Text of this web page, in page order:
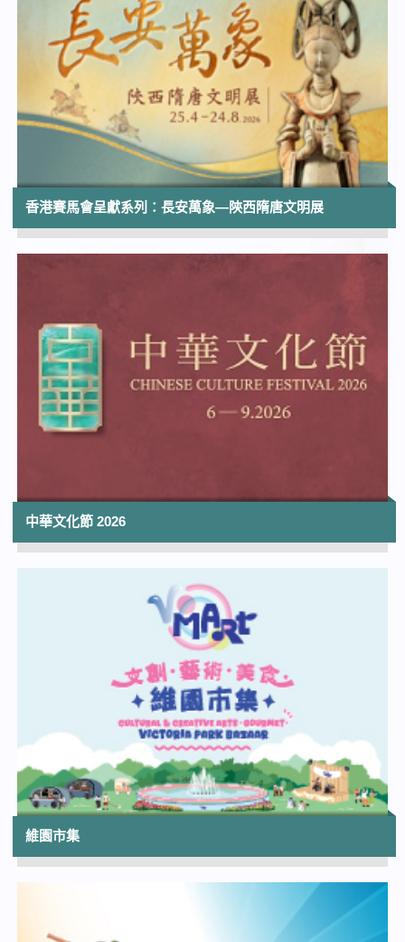
香港文化博物館
香港賽馬會呈獻系列：長安萬象—陝西隋唐
文明展
香港歷史博物館
10:00
《沙田第一號文化洞窟》裝置藝術
沙田大會堂展覽廳
10:00
香港科學館35周年展覽
維多利亞公園噴水池廣場及南亭廣場
12:30
太陽系大冒險3D
香港太空館 | 上映至2026年10月14日
謎》(現場粵語配音)
香港電影資料館電影院
15:00
香港流行文化節2026：幸會25歲──香港電
影資料館珍藏展（香港電影資料館二十五周
年誌慶節目）免費放映
香港電影資料館 | 節目放映至2026年11月14日
《沙田第一號文化洞窟》音樂會
沙田大會堂展覽廳
15:00
香港文化中心場地伙伴計劃：恒基兆業地產
呈獻 合家歡音樂舞劇《熊貓大同萌》 ︳香
港舞蹈團兒童團及少年團二十周年誌慶
屯門大會堂場地伙伴計劃：經典童話劇場
香港賽馬會呈獻系列：長安萬象—陝西隋唐文明展
中華文化節 2026
維園市集